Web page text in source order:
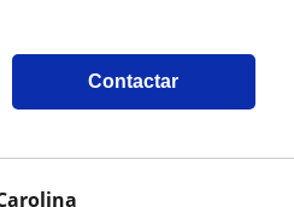
Contactar